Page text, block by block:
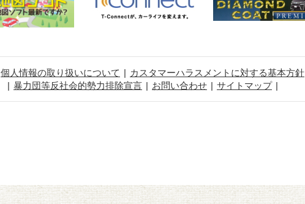
個人情報の取り扱いについて カスタマーハラスメントに対する基本方針
暴力団等反社会的勢力排除宣言
お問い合わせ サイトマップ